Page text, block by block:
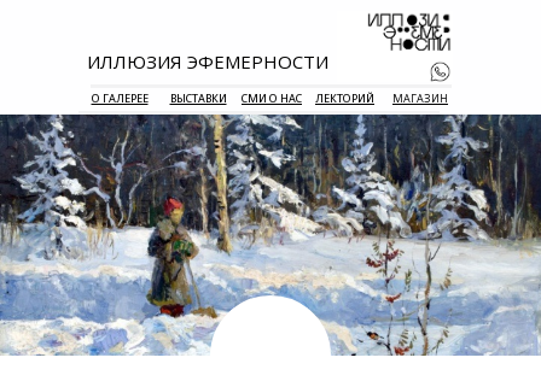
МАГАЗИН
ЛЕКТОРИЙ
СМИ О НАС
ВЫСТАВКИ
О ГАЛЕРЕЕ
ИЛЛЮЗИЯ ЭФЕМЕРНОСТИ
+7 938 177